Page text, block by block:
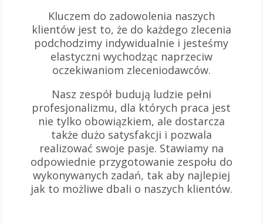
Kluczem do zadowolenia naszych
klientów jest to, że do każdego zlecenia
podchodzimy indywidualnie i jesteśmy
elastyczni wychodząc naprzeciw
oczekiwaniom zleceniodawców.
Nasz zespół budują ludzie pełni
profesjonalizmu, dla których praca jest
nie tylko obowiązkiem, ale dostarcza
także dużo satysfakcji i pozwala
realizować swoje pasje. Stawiamy na
odpowiednie przygotowanie zespołu do
wykonywanych zadań, tak aby najlepiej
jak to możliwe dbali o naszych klientów.